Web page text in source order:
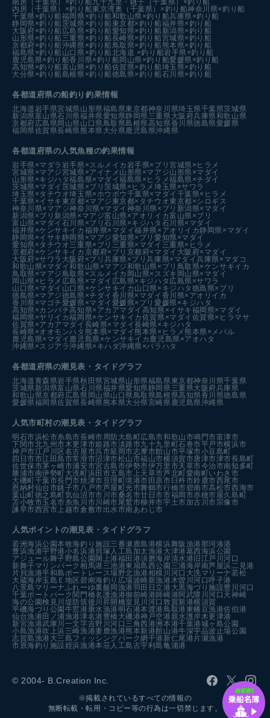
南房（千葉県）×釣り船九十九里・銚子（千葉県）×釣り船
内房（千葉県）×釣り船東京湾奥（千葉県）×釣り船神奈川県×釣り船
千葉県×釣り船福岡県×釣り船和歌山県×釣り船兵庫県×釣り船
静岡県×釣り船茨城県×釣り船 東京都×釣り船福井県×釣り船
大阪府×釣り船 広島県×釣り船愛知県×釣り船 新潟県×釣り船
山形県×釣り船 三重県×釣り船長崎県×釣り船宮城県×釣り船
京都府×釣り船沖縄県×釣り船鳥取県×釣り船 熊本県×釣り船
福島県×釣り船 山口県×釣り船北海道 ×釣り船岩手県×釣り船
鹿児島県×釣り船香川県×釣り船 岡山県×釣り船愛媛県×釣り船
高知県×釣り船富山県×釣り船佐賀県×釣り船埼玉県×釣り船
大分県×釣り船島根県×釣り船徳島県×釣り船石川県×釣り船
各都道府県の船釣り釣果情報
北海道岩手県宮城県山形県福島県東京都神奈川県埼玉県千葉県茨城県
新潟県富山県石川県福井県愛知県静岡県三重県大阪府兵庫県和歌山県
京都府広島県岡山県山口県鳥取県島根県高知県香川県徳島県愛媛県
福岡県佐賀県長崎県熊本県大分県鹿児島県沖縄県
各都道府県の人気魚種の釣果情報
岩手県×マダラ 岩手県×スルメイカ 岩手県×ブリ宮城県×ヒラメ
宮城県×マアジ宮城県×アイナメ 山形県×マアジ山形県×マダイ
山形県×キジハタ福島県×マダイ福島県×ヒラメ福島県×チダイ
茨城県×マダイ 茨城県×ブリ茨城県×ヒラメ埼玉県×サワラ
埼玉県×タチウオ埼玉県×ホウボウ 千葉県×マダイ 千葉県×ヒラメ
千葉県×イサキ 東京都×マアジ 東京都×タチウオ東京都×シロギス
神奈川県×マアジ神奈川県×マダイ 神奈川県×ブリ 新潟県×マダイ
新潟県×ブリ 新潟県×マアジ富山県×アオリイカ富山県×ブリ
富山県×マダイ 石川県×ブリ石川県×キジハタ 石川県×マダイ
福井県×ケンサキイカ 福井県×マダイ福井県×アオリイカ 静岡県×マダイ
静岡県×イサキ 静岡県×マアジ愛知県×ブリ愛知県×マダイ
愛知県×タチウオ三重県×ブリ 三重県×マダイ 三重県×ヒラメ
京都府×ケンサキイカ 京都府×ブリ 京都府×マダイ 大阪府×マダイ
大阪府×サワラ 大阪府×ブリ兵庫県×ブリ兵庫県×マダイ兵庫県×マダコ
和歌山県×マダイ和歌山県×マアジ和歌山県×ブリ 鳥取県×ケンサキイカ
鳥取県×マアジ鳥取県×スルメイカ 岡山県×スズキ 岡山県×マダイ
岡山県×ヒラメ 広島県×マダイ 広島県×キジハタ 広島県×サワラ
山口県×マダイ 山口県×ケンサキイカ 山口県×キジハタ 徳島県×ブリ
徳島県×マアジ徳島県×チダイ 香川県×マダイ 香川県×アオリイカ
香川県×マゴチ愛媛県×マダイ 愛媛県×ブリ愛媛県×キジハタ
高知県×カンパチ高知県×アカアマダイ 高知県×イサキ福岡県×マダイ
福岡県×ヤリイカ福岡県×ケンサキイカ 佐賀県×マダイ 佐賀県×ヒラマサ
佐賀県×アカアマダイ 長崎県×マダイ長崎県×キジハタ
長崎県×オオモンハタ 熊本県×マダイ 熊本県×ヒラメ 熊本県×メバル
鹿児島県×マダイ 鹿児島県×ケンサキイカ 鹿児島県×アオハタ
沖縄県×スジアラ沖縄県×キハダ沖縄県×バラハタ
各都道府県の潮見表 ・タイドグラフ
北海道青森県岩手県秋田県宮城県山形県福島県東京都神奈川県千葉県
茨城県新潟県富山県石川県福井県愛知県静岡県三重県大阪府兵庫県
和歌山県京都府広島県 岡山県山口県鳥取県島根県高知県香川県徳島県
愛媛県福岡県佐賀県長崎県熊本県大分県宮崎県鹿児島県沖縄県
人気市町村の潮見表・タイドグラフ
明石市浜松市糸島市長崎市周防大島町広島市和歌山市鳴門市富津市
下関市北九州市木更津市姫路市淡路市九十九里町石巻市平戸市横浜市
神戸市江戸川区 名古屋市呉市延岡市志摩市館山市平塚市小豆島町
四日市市江田島市常滑市沼津市松山市福山市横須賀市唐津市津市長島町
佐世保市茅ヶ崎市浦安市宮古島市伊勢市伊万里市天草市今治市南知多町
勝浦市南伊勢町大洗町浜田市五島市 上天草市芦北町愛南町いわき市
大磯町千葉市長門市焼津市亘理町境港市 田原市 臼杵市鈴鹿市西尾市
恩納村仙台市銚子市八戸市芦屋町光市舞鶴市行橋市碧南市高松市西海市
葉山町徳之島町気仙沼市市川市桑名市廿日市市福岡市赤穂市屋久島町
苫小牧市玉名市糸魚川市川崎市尾鷲市柳井市宇土市加古川市宗像市
諫早市西宮市 上越市倉敷市出水市南あわじ市
人気ポイントの潮見表・タイドグラフ
若洲海浜公園本牧海釣り施設三番瀬 鹿島港横浜舞阪漁港 那珂湊港
豊浜漁港宇野港小名浜港 貝塚人工島 加太漁港 大津港葛西海浜公園
アジュール舞子野島公園 閖上港福田港須磨海岸清水港 旧江戸川河口
新舞子マリンパーク 相馬港 三池港東扇島西公園 三浦海岸南芦屋浜二見港
片貝漁港平和島ボートレース場野北漁港相模川河口 大洗マリーナ若松
大蔵海岸玉島Ｅ地区 碧南海釣り広場波崎新漁港木曽川河口 呼子港
八景島マリーナふれーゆ裏飯岡漁港羽田 日立港 大黒海づり施設豊川河口
千葉ポートパーク 関門橋名護漁港御前崎港師崎港 阿武隈川河口 天神崎
海の公園検見川堤防筑後川昇開橋室見川河口敦賀新港横須賀
平磯海づり公園 牛窓港垂水漁港 明石港本渡港鳥取港 東幡豆漁港佐伯港
仙台漁港 田ノ浦漁港津名港 豊橋 大磯港神戸空港親水護岸木更津港
新宮漁港武庫川一文字吉野川河口 三角西港洲本港千葉港城ヶ島公園
小島漁港吹上浜三崎漁港妻鹿漁港熊本新港館山港牛深宇品波止場公園
志賀島漁港 大三島フィッシングパーク網干港 新仁尾港 片瀬漁港
市原海釣り施設姪浜漁港本荘人工島古宇利島亀浦港
© 2004- B.Creation Inc.
※掲載されているすべての情報の
無断転載・転用・コピー等の行為は一切禁じます。